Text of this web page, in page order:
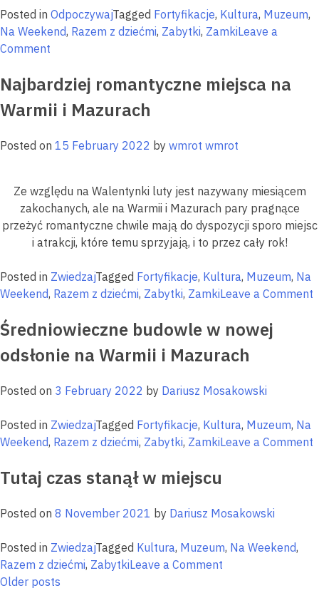
Posted in OdpoczywajTagged Fortyfikacje, Kultura, Muzeum,
Na Weekend, Razem z dziećmi, Zabytki, ZamkiLeave a
Comment
mazurski
–
dbać
zdrowie
naturalnie?
Najbardziej romantyczne miejsca na
Warmii i Mazurach
Posted on 15 February 2022 by wmrot wmrot
Ze względu na Walentynki luty jest nazywany miesiącem
zakochanych, ale na Warmii i Mazurach pary pragnące
przeżyć romantyczne chwile mają do dyspozycji sporo miejsc
i atrakcji, które temu sprzyjają, i to przez cały rok!
Posted in ZwiedzajTagged Fortyfikacje, Kultura, Muzeum, Na
Weekend, Razem z dziećmi, Zabytki, ZamkiLeave a Comment
Średniowieczne budowle w nowej
odsłonie na Warmii i Mazurach
Posted on 3 February 2022 by Dariusz Mosakowski
Posted in ZwiedzajTagged Fortyfikacje, Kultura, Muzeum, Na
Weekend, Razem z dziećmi, Zabytki, ZamkiLeave a Comment
Tutaj czas stanął w miejscu
Posted on 8 November 2021 by Dariusz Mosakowski
Posted in ZwiedzajTagged Kultura, Muzeum, Na Weekend,
Razem z dziećmi, ZabytkiLeave a Comment
Posts
Older posts